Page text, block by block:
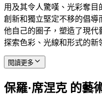
用及其令人驚嘆、光彩奪
創新和獨立堅定不移的倡導
他自己的圈子，塑造了現代
探索色彩、光線和形式的新
閱讀更多
保羅·席涅克 的藝